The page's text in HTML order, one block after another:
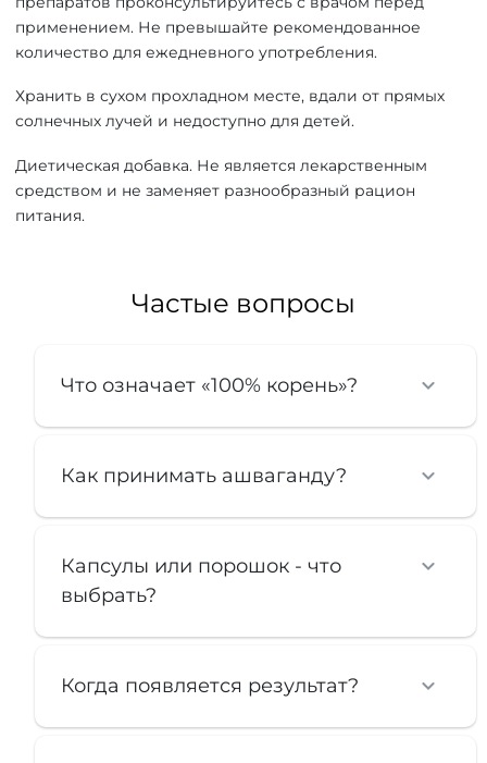
применением. Не превышайте рекомендованное
количество для ежедневного употребления.
Хранить в сухом прохладном месте, вдали от прямых
солнечных лучей и недоступно для детей.
Диетическая добавка. Не является лекарственным
средством и не заменяет разнообразный рацион
питания.
Частые вопросы
Что означает «100% корень»?
Как принимать ашваганду?
Капсулы или порошок - что
выбрать?
Когда появляется результат?